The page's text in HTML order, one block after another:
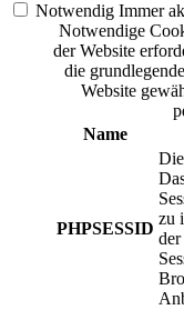
Notwendig Immer
Notwendige
der Website
die
Website
Name
PHPSESSID
zu